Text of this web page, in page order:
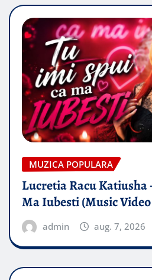
MUZICA POPULARA
Lucretia Racu Katiusha
Ma Iubesti (Music
admin aug. 7, 2026